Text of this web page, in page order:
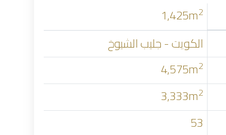
1,425m2
الكويت - جليب الشيوخ
4,575m2
3,333m2
53